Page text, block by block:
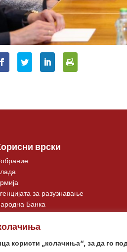
користи „колачиња“, за да го
врски
за разузнавање
Банка